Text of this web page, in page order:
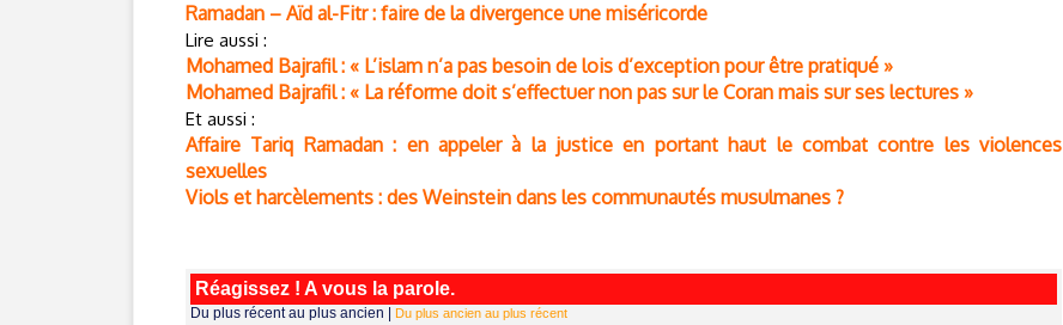
Ramadan – Aïd al-Fitr : faire de la divergence une miséricorde
Lire aussi :
Mohamed Bajrafil : « L’islam n’a pas besoin de lois d’exception pour être pratiqué »
Mohamed Bajrafil : « La réforme doit s’effectuer non pas sur le Coran mais sur ses lectures »
Et aussi :
Affaire Tariq Ramadan : en appeler à la justice en portant haut le combat contre les violences
sexuelles
Viols et harcèlements : des Weinstein dans les communautés musulmanes ?
Réagissez ! A vous la parole.
Du plus récent au plus ancien Du plus ancien au plus récent